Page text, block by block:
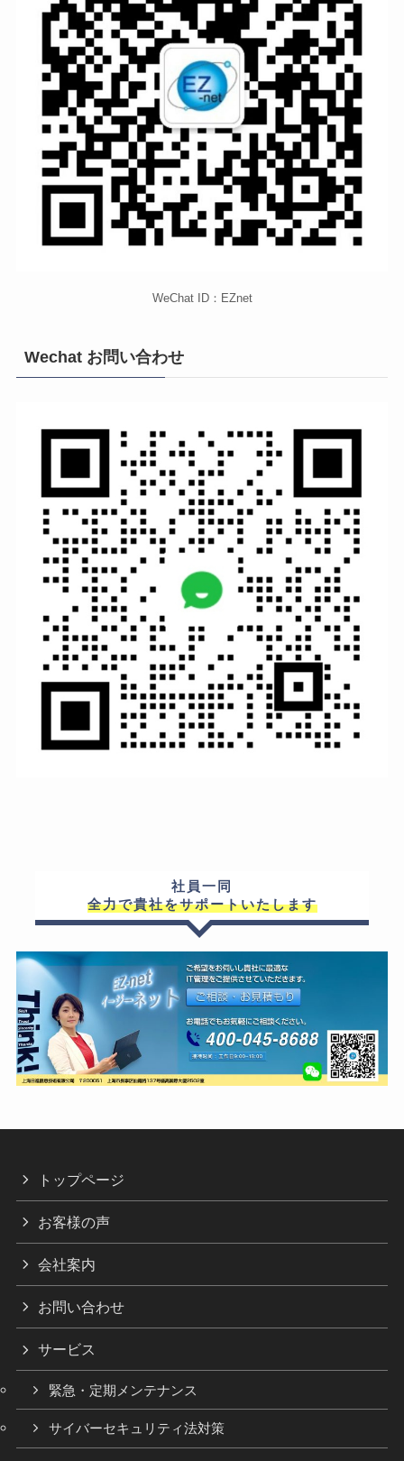
WeChat ID：EZnet
Wechat お問い合わせ
社員一同
全力で貴社をサポートいたします
トップページ
お客様の声
会社案内
お問い合わせ
サービス
緊急・定期メンテナンス
サイバーセキュリティ法対策